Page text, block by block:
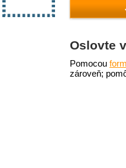
Oslovte
Pomocou
zároveň;